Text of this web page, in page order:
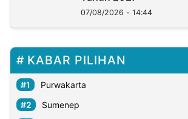
07/08/2026 - 14:44
KABAR PILIHAN
Purwakarta
Sumenep